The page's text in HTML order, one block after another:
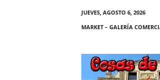
JUEVES, AGOSTO 6, 2026
MARKET – GALERÍA
C